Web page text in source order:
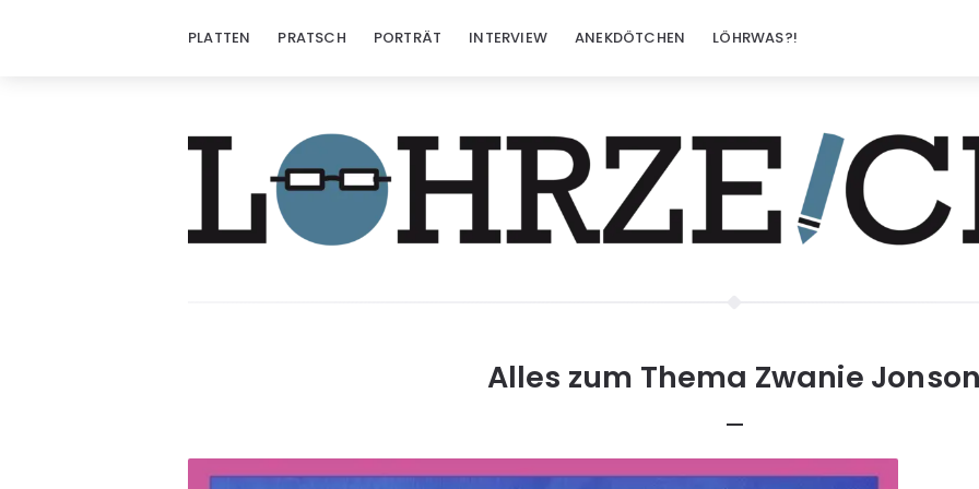
PLATTEN PRATSCH PORTRÄT INTERVIEW ANEKDÖTCHEN LÖHRWAS?!
Alles zum Thema Zwanie